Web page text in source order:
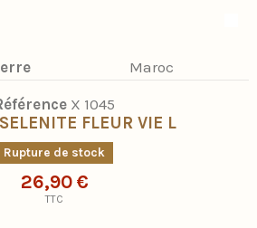
Maroc
X 1045
FLEUR VIE L
Rupture de stock
26,90 €
TTC